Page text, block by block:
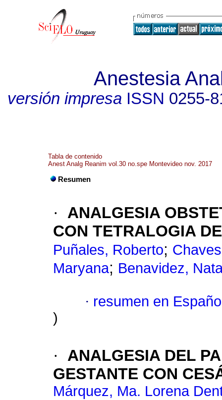
Anestesia
versión impresaISSN 0255-
Tabla de contenido
Anest Analg Reanim vol.30 no.spe Montevideo nov. 2017
Resumen
·
ANALGESIA
CON TETRALOGIA
Puñales, Roberto;
Maryana; Benavidez,
· resumen en
)
·
ANALGESIA DEL
GESTANTE CON
Márquez, Ma. Lorena